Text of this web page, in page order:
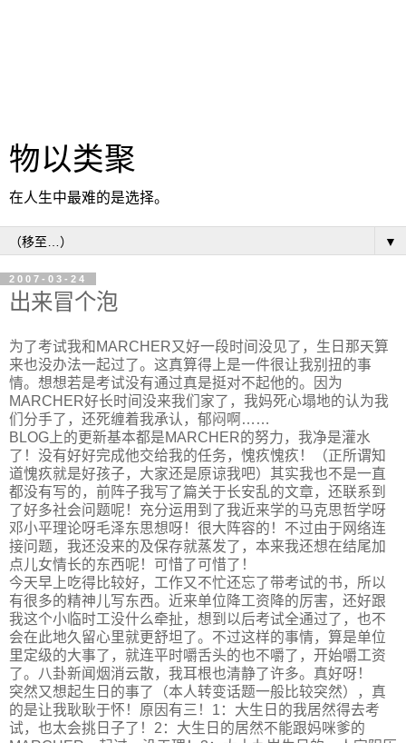
物以类聚
在人生中最难的是选择。
▼
2007-03-24
出来冒个泡
为了考试我和MARCHER又好一段时间没见了，生日那天算
来也没办法一起过了。这真算得上是一件很让我别扭的事
情。想想若是考试没有通过真是挺对不起他的。因为
MARCHER好长时间没来我们家了，我妈死心塌地的认为我
们分手了，还死缠着我承认，郁闷啊……
BLOG上的更新基本都是MARCHER的努力，我净是灌水
了！没有好好完成他交给我的任务，愧疚愧疚！（正所谓知
道愧疚就是好孩子，大家还是原谅我吧）其实我也不是一直
都没有写的，前阵子我写了篇关于长安乱的文章，还联系到
了好多社会问题呢！充分运用到了我近来学的马克思哲学呀
邓小平理论呀毛泽东思想呀！很大阵容的！不过由于网络连
接问题，我还没来的及保存就蒸发了，本来我还想在结尾加
点儿女情长的东西呢！可惜了可惜了！
今天早上吃得比较好，工作又不忙还忘了带考试的书，所以
有很多的精神儿写东西。近来单位降工资降的厉害，还好跟
我这个小临时工没什么牵扯，想到以后考试全通过了，也不
会在此地久留心里就更舒坦了。不过这样的事情，算是单位
里定级的大事了，就连平时嚼舌头的也不嚼了，开始嚼工资
了。八卦新闻烟消云散，我耳根也清静了许多。真好呀！
突然又想起生日的事了（本人转变话题一般比较突然），真
的是让我耿耿于怀！原因有三！1：大生日的我居然得去考
试，也太会挑日子了！2：大生日的居然不能跟妈咪爹的